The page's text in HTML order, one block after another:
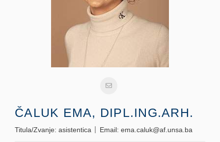
ENGLISH
ČALUK EMA, DIPL.ING.ARH.
Titula/Zvanje: asistentica Email: ema.caluk@af.unsa.ba